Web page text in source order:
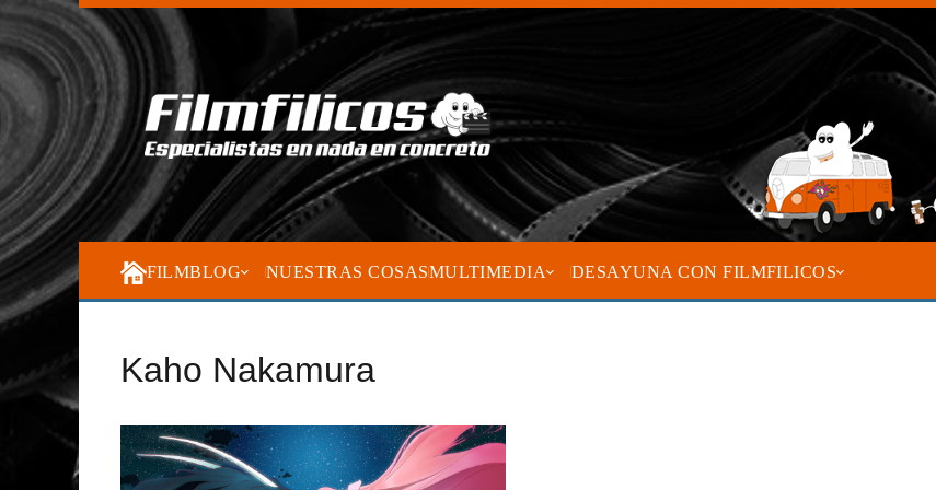
FILMBLOG NUESTRAS COSASMULTIMEDIA DESAYUNA CON FILMFILICOS
Kaho Nakamura